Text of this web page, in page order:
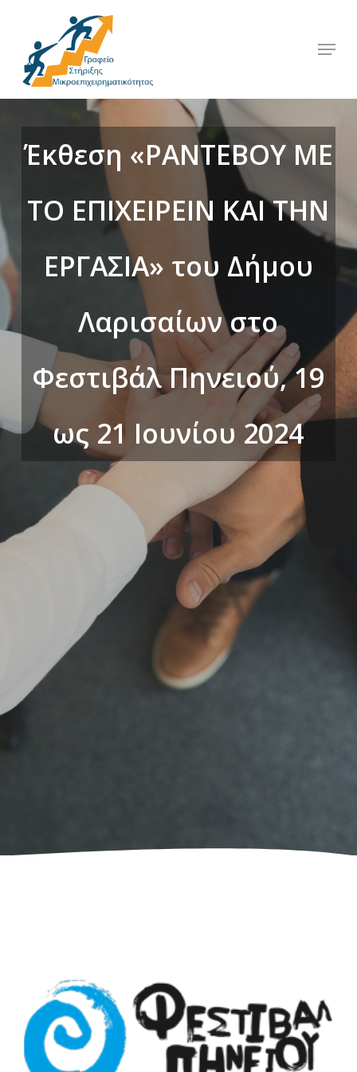
main
content
Menu
Έκθεση «ΡΑΝΤΕΒΟΥ ΜΕ
ΤΟ ΕΠΙΧΕΙΡΕΙΝ ΚΑΙ ΤΗΝ
ΕΡΓΑΣΙΑ» του Δήμου
Λαρισαίων στο
Φεστιβάλ Πηνειού, 19
ως 21 Ιουνίου 2024
Close